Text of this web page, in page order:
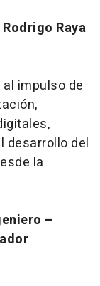
Raya
impulso de
desarrollo del
la
–